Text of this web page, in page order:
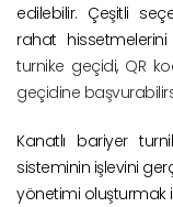
edilebilir. Çeşitli
rahat
turnike geçidi, QR
geçidine
Kanatlı bariyer
sisteminin işlevini
yönetimi oluşturmak